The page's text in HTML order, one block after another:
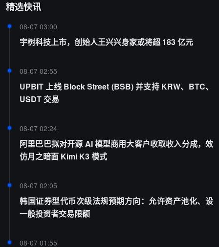
精选快讯
08-07 03:00
宇树科技上市，创始人王兴兴身家或将超 183 亿元
08-07 02:55
UPBIT 上线 Block Street (BSB) 并支持 KRW、BTC、
USDT 交易
08-07 02:24
阿里巴巴拟对开源 AI 模型商用大客户收取收入分成，效
仿月之暗面 Kimi K3 模式
08-07 02:05
韩国证券型代币次级法规预期方向：允许资产池化、设
一般投资者交易限额
08-07 01:55